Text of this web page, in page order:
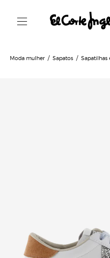
Moda mulher Sapatos Sapatilhas